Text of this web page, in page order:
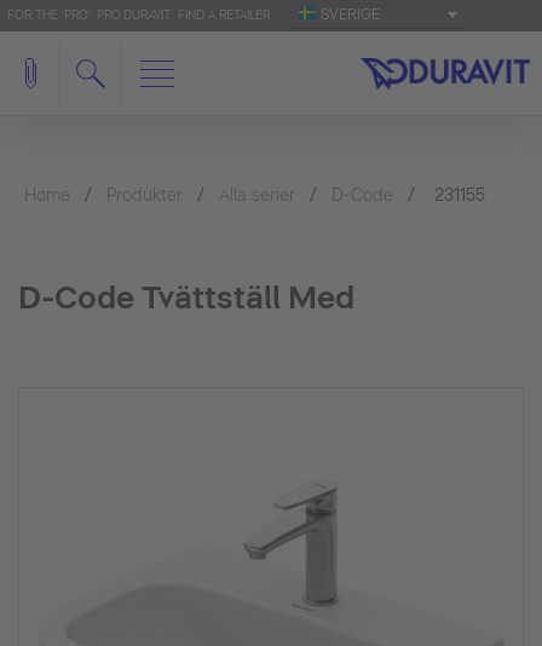
FOR THE 'PRO': PRO.DURAVIT FIND A RETAILER SVERIGE
Home Produkter Alla serier D-Code 231155
D-Code Tvättställ Med